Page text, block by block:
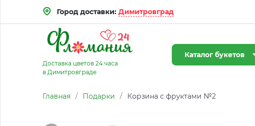
Город доставки: Димитровград
Доставка цветов 24 часа
в Димитровграде
Каталог букетов
Главная / Подарки / Корзина с фруктами №2